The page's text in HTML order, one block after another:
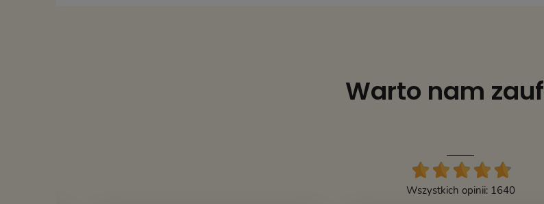
Warto nam
Wszystkich opinii: 1640